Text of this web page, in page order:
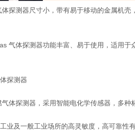
探测器尺寸小，带有易于移动的金属机
气体探测器功能丰富、易于使用，适用
探测器
体探测器，采用智能电化学传感器，多种
业及一般工业场所的高灵敏度，高可靠性